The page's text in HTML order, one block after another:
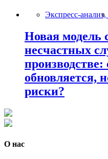
Экспресс-анализ,
Новая модель
несчастных
производстве:
обновляется,
риски?
О нас